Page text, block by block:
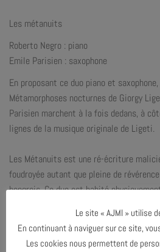
Les métanuits
Roberto Negro : piano
Emile Parisien : saxophone
En proposant ce duo piano et
Métamorphoses nocturnes de Giorgy
Parisien marchent à la fois dedans, à
lignes de la musique originale de Ligeti.
Les Métanuits est une ré-écriture
foudroyée autant que pleine de
hongrois. Ce duo est habité
rythmique est au cœur de cette
Le site « AJMI » utilise
En continuant à naviguer sur ce site,
Les cookies nous permettent de